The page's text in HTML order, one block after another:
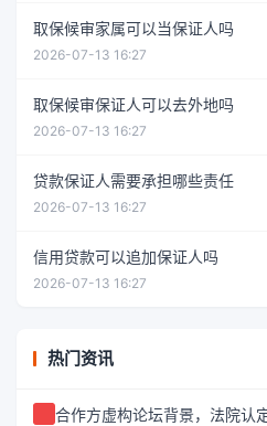
取保候审家属可以当保证人吗
2026-07-13 16:27
取保候审保证人可以去外地吗
2026-07-13 16:27
贷款保证人需要承担哪些责任
2026-07-13 16:27
信用贷款可以追加保证人吗
2026-07-13 16:27
热门资讯
合作方虚构论坛背景，法院认